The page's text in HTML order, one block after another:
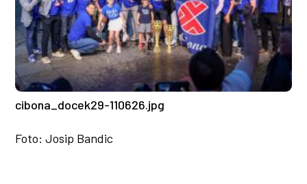
cibona_docek29-110626.jpg
Foto: Josip Bandic